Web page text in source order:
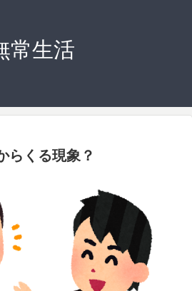
常生活
らくる現象？